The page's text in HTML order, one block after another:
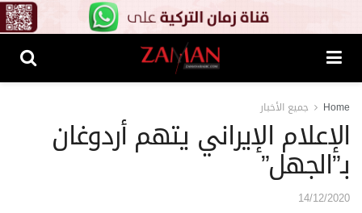
Home جميع الأخبار
الإعلام الإيراني يتهم أردوغان
بـ”الجهل”
14/12/2020